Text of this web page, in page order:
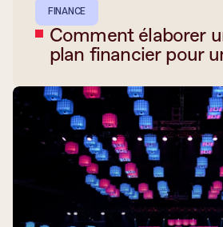
FINANCE
Comment élaborer
plan financier pour